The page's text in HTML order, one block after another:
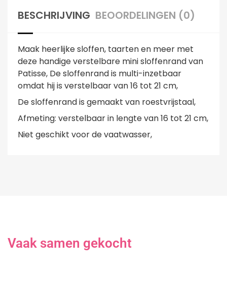
BESCHRIJVING BEOORDELINGEN (0)
Maak heerlijke sloffen, taarten en meer met
deze handige verstelbare mini sloffenrand van
Patisse, De sloffenrand is multi-inzetbaar
omdat hij is verstelbaar van 16 tot 21 cm,
De sloffenrand is gemaakt van roestvrijstaal,
Afmeting: verstelbaar in lengte van 16 tot 21 cm,
Niet geschikt voor de vaatwasser,
Vaak samen gekocht